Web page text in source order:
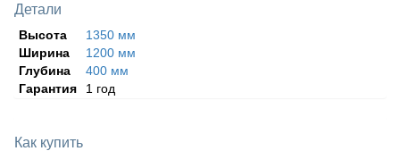
Детали
Высота
1350 мм
Ширина
1200 мм
Глубина
400 мм
Гарантия
1 год
Как купить